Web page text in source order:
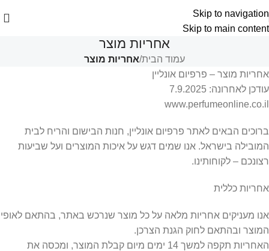
Skip to navigation
Skip to main content
אחריות מוצר
עמוד הבית/אחריות מוצר
אחריות מוצר – פרפיום אונליין
עודכן לאחרונה: 7.9.2025
www.perfumeonline.co.il
ברוכים הבאים לאתר פרפיום אונליין, חנות הבישום והריח לבית
המובילה בישראל. אנו שמים דגש על איכות המוצרים ועל שביעות
רצונכם – לקוחותינו.
אחריות כללית
אנו מעניקים אחריות מלאה על כל מוצר שנרכש באתר, בהתאם לאופי
המוצר ובהתאם לחוק הגנת הצרכן.
האחריות תקפה למשך 14 ימים מיום קבלת המוצר, ומכסה את